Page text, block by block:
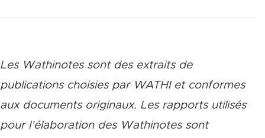
Les Wathinotes sont des extraits de
publications choisies par WATHI et conformes
aux documents originaux. Les rapports utilisés
pour l’élaboration des Wathinotes sont